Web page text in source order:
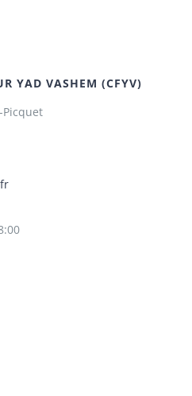
YAD VASHEM (CFYV)